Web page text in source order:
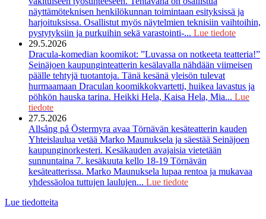
näyttämöteknisen henkilökunnan toimintaan esityksissä ja
harjoituksissa. Osallistut myös näytelmien teknisiin vaihtoihin,
pystytyksiin ja purkuihin sekä varastointi-... Lue tiedote
29.5.2026
Dracula-komedian koomikot: ”Luvassa on notkeeta teatteria!”
Seinäjoen kaupunginteatterin kesälavalla nähdään viimeisen
päälle tehtyjä tuotantoja. Tänä kesänä yleisön tulevat
hurmaamaan Draculan koomikkokvartetti, huikea lavastus ja
pöhkön hauska tarina. Heikki Hela, Kaisa Hela, Mia... Lue
tiedote
27.5.2026
Allsång på Östermyra avaa Törnävän kesäteatterin kauden
Yhteislaulua vetää Marko Maunuksela ja säestää Seinäjoen
kaupunginorkesteri. Kesäkauden avajaisia vietetään
sunnuntaina 7. kesäkuuta kello 18-19 Törnävän
kesäteatterissa. Marko Maunuksela lupaa rentoa ja mukavaa
yhdessäoloa tuttujen laulujen... Lue tiedote
Lue tiedotteita